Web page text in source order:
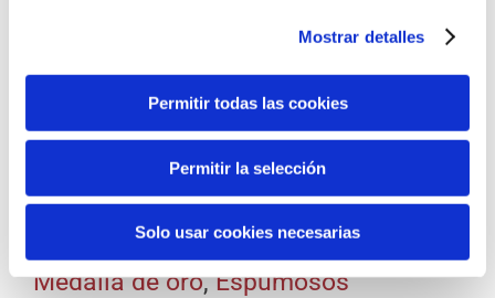
Mostrar detalles
Permitir todas las cookies
Permitir la selección
Solo usar cookies necesarias
Medalla de oro,Espumosos